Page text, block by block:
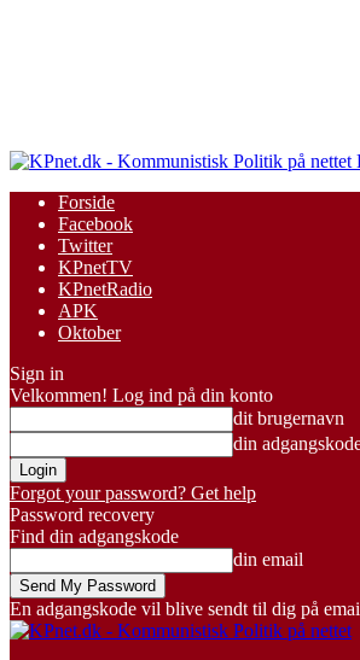
Forside
Facebook
Twitter
KPnetTV
KPnetRadio
APK
Oktober
Sign in
Velkommen! Log ind på din konto
dit brugernavn
din
Forgot your password? Get help
Password recovery
Find din adgangskode
din email
En adgangskode vil blive sendt til dig på